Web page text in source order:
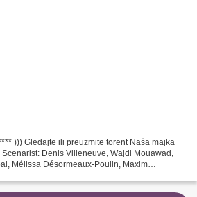
))) Gledajte ili preuzmite torent Naša majka
Denis Villeneuve, Wajdi Mouawad,
Mélissa Désormeaux-Poulin, Maxim